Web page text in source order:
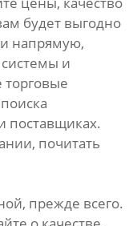
будет выгодно
напрямую,
и
поставщиках.
почитать
прежде всего.